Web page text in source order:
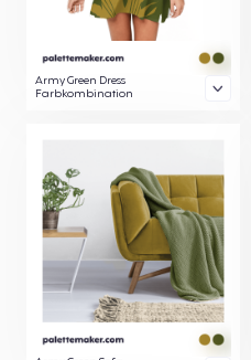
Army Green Dress
Farbkombination